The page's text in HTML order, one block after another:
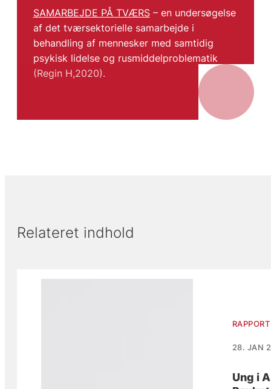
SAMARBEJDE PÅ TVÆRS– en undersøgelse
af det tværsektorielle samarbejde i
behandling af mennesker med samtidig
psykisk lidelse og rusmiddelproblematik
(Regin H,2020).
Relateret indhold
Viser slide 1 af 2
RAPPORT
28. JAN
Ung i